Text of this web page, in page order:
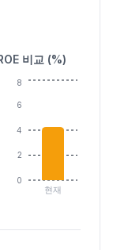
비교 (%)
현재
0
2
4
6
8